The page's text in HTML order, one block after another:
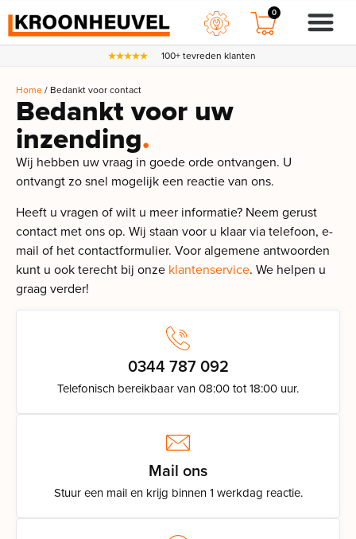
0
100+ tevreden klanten
Home/ Bedankt voor contact
Bedankt voor uw
inzending.
Wij hebben uw vraag in goede orde ontvangen. U
ontvangt zo snel mogelijk een reactie van ons.
Heeft u vragen of wilt u meer informatie? Neem gerust
contact met ons op. Wij staan voor u klaar via telefoon, e-
mail of het contactformulier. Voor algemene antwoorden
kunt u ook terecht bij onze klantenservice. We helpen u
graag verder!
0344 787 092
Telefonisch bereikbaar van 08:00 tot 18:00 uur.
Mail ons
Stuur een mail en krijg binnen 1 werkdag reactie.